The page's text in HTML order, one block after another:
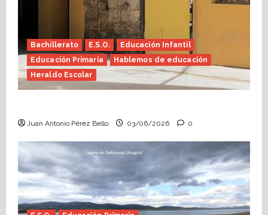
Bachillerato E.S.O.
Educación Infantil
Educación Primaria
Hablemos de educación
Heraldo Escolar
Juan Antonio Pérez Bello 03/06/2026 0